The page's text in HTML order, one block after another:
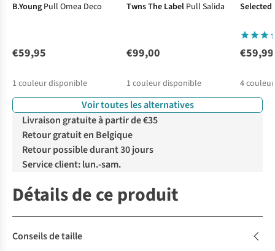
B.Young Pull Omea Deco
€59,95
1 couleur disponible
Twns The Label Pull Salida
€99,00
1 couleur disponible
Selected
€59,99
4
Voir toutes les alternatives
Livraison gratuite à partir de €35
Retour gratuit en Belgique
Retour possible durant 30 jours
Service client: lun.-sam.
Détails de ce produit
Conseils de taille